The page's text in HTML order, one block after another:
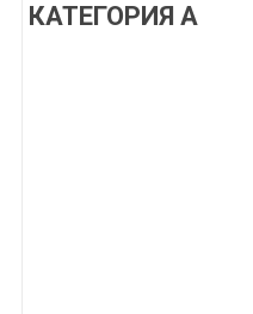
КАТЕГОРИЯ А